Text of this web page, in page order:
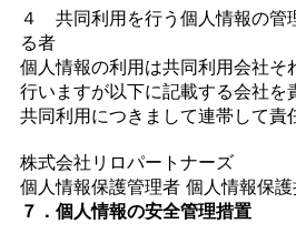
４ 共同利用を行う個人情報の管
る者
個人情報の利用は共同利用会社そ
行いますが以下に記載する会社を
共同利用につきまして連帯して責
株式会社リロパートナーズ
個人情報保護管理者 個人情報保護
７．個人情報の安全管理措置